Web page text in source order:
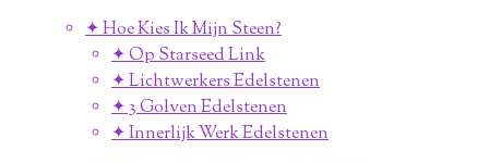
✦ Hoe Kies Ik Mijn Steen?
✦ Op Starseed Link
✦ Lichtwerkers Edelstenen
✦ 3 Golven Edelstenen
✦ Innerlijk Werk Edelstenen